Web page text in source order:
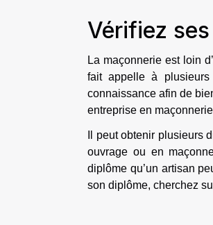
Vérifiez
La maçonnerie est loin
fait appelle à
connaissance afin de
entreprise en
Il peut obtenir plusieurs
ouvrage ou en
diplôme qu’un artisan
son diplôme, cherchez